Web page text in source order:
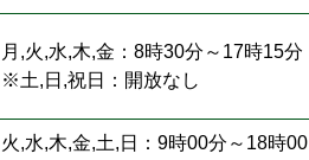
月,火,水,木,金：8時30分～17時15分
※土,日,祝日：開放なし
火,水,木,金,土,日：9時00分～18時00